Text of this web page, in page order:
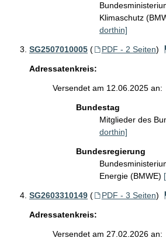
Klimaschutz
dorthin]
SG2507010005 ( PDF - 2 Seiten)
Adressatenkreis:
Versendet am 12.06.2025 an:
Bundestag
Mitglieder des
dorthin]
Bundesregierung
Energie (BMWE)
SG2603310149 ( PDF - 3 Seiten)
Adressatenkreis:
Versendet am 27.02.2026 an: